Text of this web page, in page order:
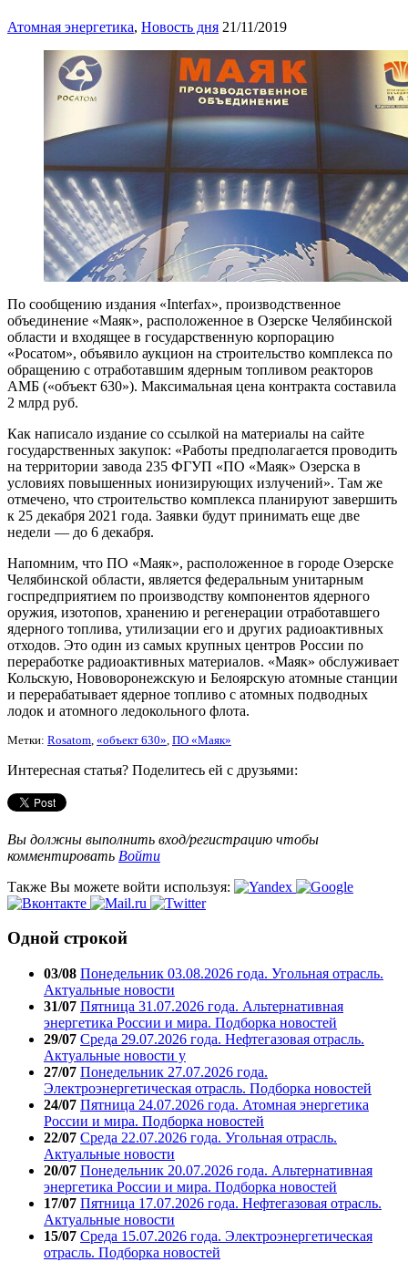
Атомная энергетика, Новость дня 21/11/2019
По сообщению издания «Interfax», производственное
объединение «Маяк», расположенное в Озерске Челябинской
области и входящее в государственную корпорацию
«Росатом», объявило аукцион на строительство комплекса по
обращению с отработавшим ядерным топливом реакторов
АМБ («объект 630»). Максимальная цена контракта составила
2 млрд руб.
Как написало издание со ссылкой на материалы на сайте
государственных закупок: «Работы предполагается проводить
на территории завода 235 ФГУП «ПО «Маяк» Озерска в
условиях повышенных ионизирующих излучений». Там же
отмечено, что строительство комплекса планируют завершить
к 25 декабря 2021 года. Заявки будут принимать еще две
недели — до 6 декабря.
Напомним, что ПО «Маяк», расположенное в городе Озерске
Челябинской области, является федеральным унитарным
госпредприятием по производству компонентов ядерного
оружия, изотопов, хранению и регенерации отработавшего
ядерного топлива, утилизации его и других радиоактивных
отходов. Это один из самых крупных центров России по
переработке радиоактивных материалов. «Маяк» обслуживает
Кольскую, Нововоронежскую и Белоярскую атомные станции
и перерабатывает ядерное топливо с атомных подводных
лодок и атомного ледокольного флота.
Метки: Rosatom «объект 630» ПО «Маяк»
Интересная статья? Поделитесь ей с друзьями:
Вы должны выполнить вход/регистрацию чтобы
комментировать Войти
Также Вы можете войти используя:
Одной строкой
03/08 Понедельник 03.08.2026 года. Угольная отрасль.
Актуальные новости
31/07 Пятница 31.07.2026 года. Альтернативная
энергетика России и мира. Подборка новостей
29/07 Среда 29.07.2026 года. Нефтегазовая отрасль.
Актуальные новости у
27/07 Понедельник 27.07.2026 года.
Электроэнергетическая отрасль. Подборка новостей
24/07 Пятница 24.07.2026 года. Атомная энергетика
России и мира. Подборка новостей
22/07 Среда 22.07.2026 года. Угольная отрасль.
Актуальные новости
20/07 Понедельник 20.07.2026 года. Альтернативная
энергетика России и мира. Подборка новостей
17/07 Пятница 17.07.2026 года. Нефтегазовая отрасль.
Актуальные новости
15/07 Среда 15.07.2026 года. Электроэнергетическая
отрасль. Подборка новостей